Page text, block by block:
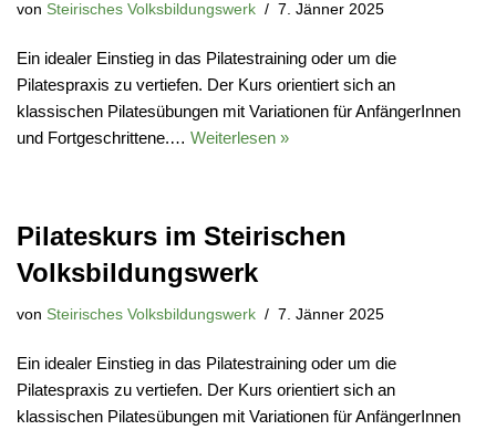
von Steirisches Volksbildungswerk 7. Jänner 2025
Ein idealer Einstieg in das Pilatestraining oder um die
Pilatespraxis zu vertiefen. Der Kurs orientiert sich an
klassischen Pilatesübungen mit Variationen für AnfängerInnen
und Fortgeschrittene.… Weiterlesen »
Pilateskurs im Steirischen
Volksbildungswerk
von Steirisches Volksbildungswerk 7. Jänner 2025
Ein idealer Einstieg in das Pilatestraining oder um die
Pilatespraxis zu vertiefen. Der Kurs orientiert sich an
klassischen Pilatesübungen mit Variationen für AnfängerInnen